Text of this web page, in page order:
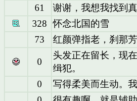
61
谢谢，我想我找到
328
怀念北国的雪
73
红颜弹指老，刹那
0
头发正在留长，现
缉犯。
0
写得柔美而生动。